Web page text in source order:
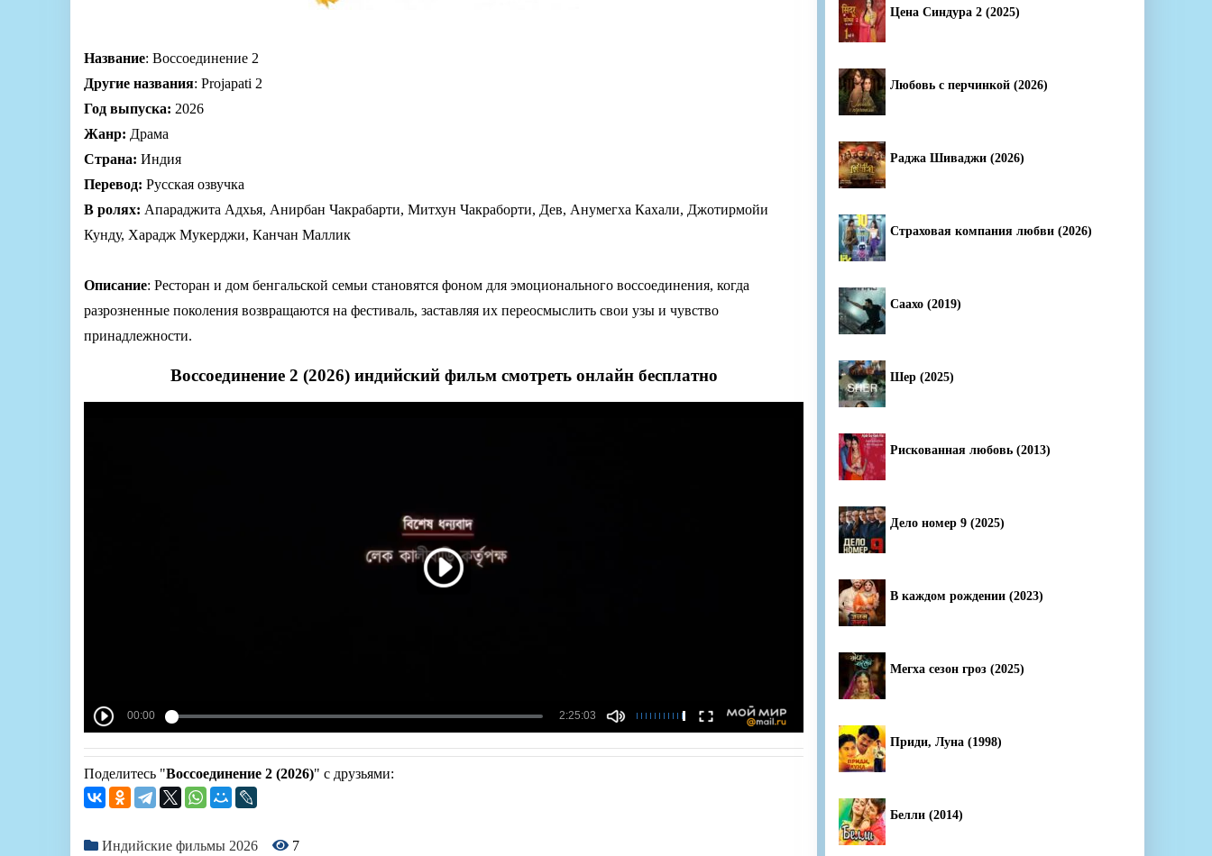
Название: Воссоединение 2
Другие названия: Projapati 2
Год выпуска: 2026
Жанр: Драма
Страна: Индия
Перевод: Русская озвучка
В ролях: Апараджита Адхья, Анирбан Чакрабарти, Митхун Чакраборти, Дев, Анумегха Кахали, Джотирмойи
Кунду, Харадж Мукерджи, Канчан Маллик
Описание: Ресторан и дом бенгальской семьи становятся фоном для эмоционального воссоединения, когда
разрозненные поколения возвращаются на фестиваль, заставляя их переосмыслить свои узы и чувство
принадлежности.
Воссоединение 2 (2026) индийский фильм смотреть онлайн бесплатно
Поделитесь "Воссоединение 2 (2026)" с друзьями:
Индийские фильмы 2026 7
Цена Синдура 2 (2025)
Любовь с перчинкой (2026)
Раджа Шиваджи (2026)
Страховая компания любви (2026)
Саахо (2019)
Шер (2025)
Рискованная любовь (2013)
Дело номер 9 (2025)
В каждом рождении (2023)
Мегха сезон гроз (2025)
Приди, Луна (1998)
Белли (2014)